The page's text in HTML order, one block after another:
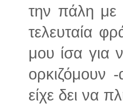
την πάλη με
τελευταία
μου ίσα για
ορκιζόμουν
είχε δει να